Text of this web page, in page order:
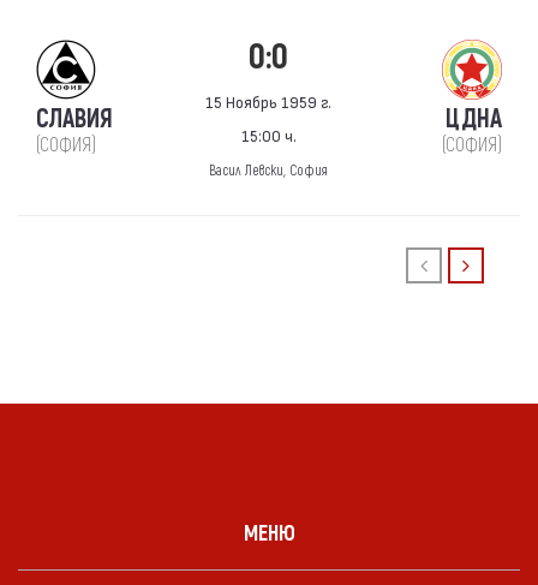
СЛАВИЯ
(СОФИЯ)
0:0
15 Ноябрь 1959 г.
15:00 ч.
Васил Левски, София
ЦДНА
(СОФИЯ)
МЕНЮ